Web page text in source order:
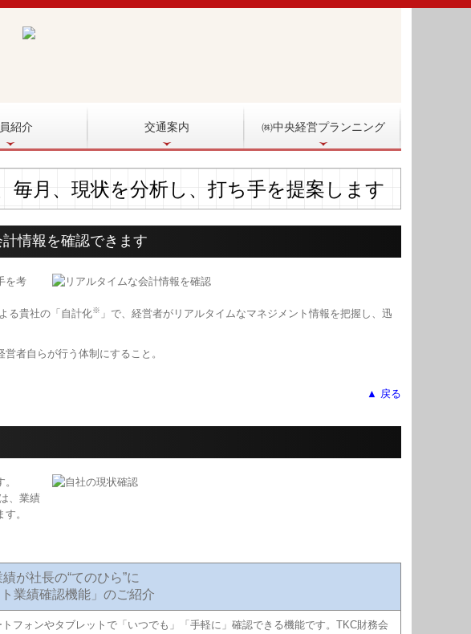
紹介 交通案内 ㈱中央経営プランニング
毎月、現状を分析し、打ち手を提案します
情報を確認できます
を考
る貴社の「自計化※ 」で、経営者がリアルタイムなマネジメント情報を把握し、迅
者自らが行う体制にすること。
▲ 戻る
、業績
。
が社長の“てのひら”に
ト業績確認機能」のご紹介
フォンやタブレットで「いつでも」「手軽に」確認できる機能です。TKC財務会